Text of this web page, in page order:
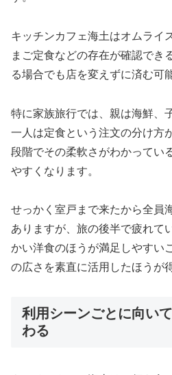
キッチンカフェ海土はオムライ
まご定食などの存在が確認でき
る場合でも店を変えずに済む可
特に家族旅行では、親は海鮮、
一人は定食という注文の分け方
段階でその柔軟さがわかってい
やすくなります。
せっかく室戸まで来たから全員
ありますが、旅の後半で疲れて
かい洋食のほうが満足しやすい
の広さを素直に活用したほうが
利用シーンごとに向い
わる